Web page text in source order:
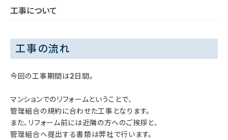
工事について
工事の流れ
今回の工事期間は2日間。
マンションでのリフォームということで、
管理組合の規約に合わせた工事となります。
また、リフォーム前には近隣の方へのご挨拶と、
管理組合へ提出する書類は弊社で行います。